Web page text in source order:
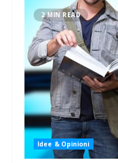
2 MIN READ
Idee & Opinioni